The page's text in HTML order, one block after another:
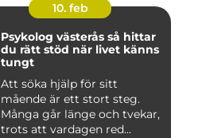
10. feb
Psykolog västerås så hittar
du rätt stöd när livet känns
tungt
Att söka hjälp för sitt
mående är ett stort steg.
Många går länge och tvekar,
trots att vardagen red...